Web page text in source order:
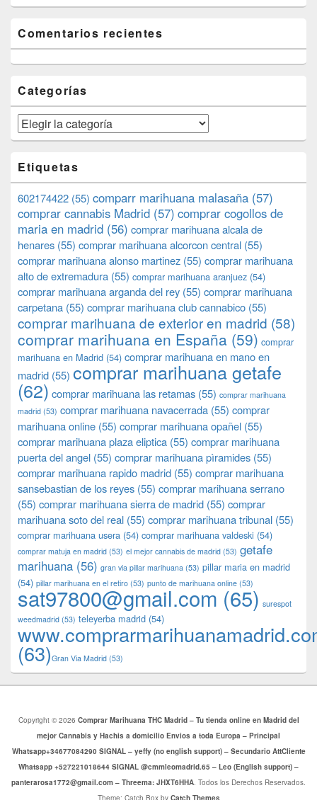
Comentarios recientes
Categorías
Categorías
Etiquetas
602174422 (55) comparr marihuana malasaña (57)
comprar cannabis Madrid (57) comprar cogollos de
maria en madrid (56) comprar marihuana alcala de
henares (55) comprar marihuana alcorcon central (55)
comprar marihuana alonso martinez (55) comprar marihuana
alto de extremadura (55) comprar marihuana aranjuez (54)
comprar marihuana arganda del rey (55) comprar marihuana
carpetana (55) comprar marihuana club cannabico (55)
comprar marihuana de exterior en madrid (58)
comprar marihuana en España (59) comprar
marihuana en Madrid (54) comprar marihuana en mano en
madrid (55) comprar marihuana getafe
(62) comprar marihuana las retamas (55) comprar marihuana
madrid (53) comprar marihuana navacerrada (55) comprar
marihuana online (55) comprar marihuana opañel (55)
comprar marihuana plaza eliptica (55) comprar marihuana
puerta del angel (55) comprar marihuana pìramides (55)
comprar marihuana rapido madrid (55) comprar marihuana
sansebastian de los reyes (55) comprar marihuana serrano
(55) comprar marihuana sierra de madrid (55) comprar
marihuana soto del real (55) comprar marihuana tribunal (55)
comprar marihuana usera (54) comprar marihuana valdeski (54)
comprar matuja en madrid (53) el mejor cannabis de madrid (53) getafe
marihuana (56) gran via pillar marihuana (53) pillar maria en madrid
(54) pillar marihuana en el retiro (53) punto de marihuana online (53)
sat97800@gmail.com (65) surespot
weedmadrid (53) teleyerba madrid (54)
(63)​​Gran Via Madrid (53)
Copyright © 2026 Comprar Marihuana THC Madrid – Tu tienda online en Madrid del
mejor Cannabis y Hachis a domicilio Envios a toda Europa – Principal
Whatsapp+34677084290 SIGNAL – yeffy (no english support) – Secundario AttCliente
Whatsapp +527221018644 SIGNAL @cmmleomadrid.65 – Leo (English support) –
panterarosa1772@gmail.com – Threema: JHXT6HHA. Todos los Derechos Reservados.